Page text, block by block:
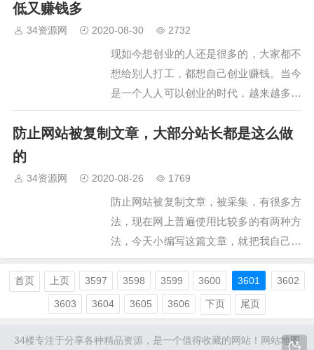
低又赚钱多
34资源网 2020-08-30 2732
现如今想创业的人还是很多的，大家都不
想给别人打工，都想自己创业赚钱。当今
是一个人人可以创业的时代，越来越多的
人走上创业致富之路。那么，创业做什么
好成本低呢？下面，小编给大家整理了6
防止网站被复制文章，大部分站长都是这么做
的
34资源网 2020-08-26 1769
防止网站被复制文章，被采集，有很多方
法，现在网上普遍使用比较多的有两种方
法，今天小编写这篇文章，就把我自己知
所帮助吧。…
首页 上页 3597 3598 3599 3600 3601 3602
3603 3604 3605 3606 下页 尾页
34楼专注于分享各种精品资源，是一个值得收藏的网站！ 网站地图